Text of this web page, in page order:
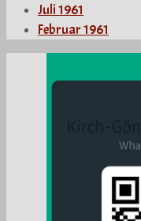
Juli 1961
Februar 1961